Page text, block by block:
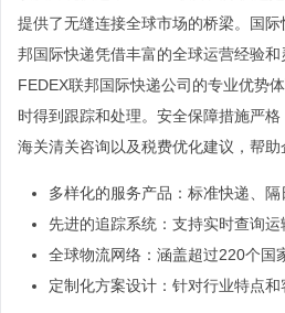
提供了无缝连接全球市场的桥梁。国
邦国际快递凭借丰富的全球运营经验
FEDEX联邦国际快递公司的专业优势
时得到跟踪和处理。安全保障措施严
海关清关咨询以及税费优化建议，帮
多样化的服务产品：标准快递、
先进的追踪系统：支持实时查询
全球物流网络：涵盖超过220个国
定制化方案设计：针对行业特点